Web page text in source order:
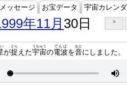
ッセージ お宝データ 宇宙カレン
年11月 30日 >
が捉
とら
えた宇宙
うちゅう
の電波
でんぱ
を音
おと
にしました。